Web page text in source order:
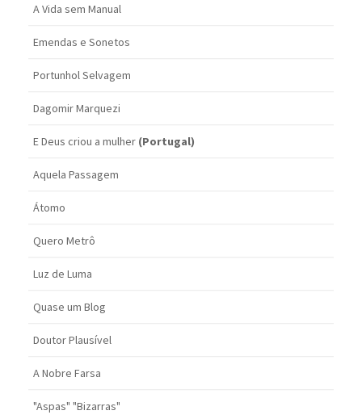
A Vida sem Manual
Emendas e Sonetos
Portunhol Selvagem
Dagomir Marquezi
E Deus criou a mulher (Portugal)
Aquela Passagem
Átomo
Quero Metrô
Luz de Luma
Quase um Blog
Doutor Plausível
A Nobre Farsa
"Aspas" "Bizarras"